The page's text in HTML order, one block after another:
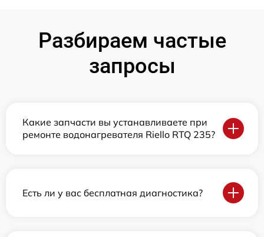
Разбираем частые
запросы
Какие запчасти вы устанавливаете при
ремонте водонагревателя Riello RTQ 235?
Есть ли у вас бесплатная диагностика?